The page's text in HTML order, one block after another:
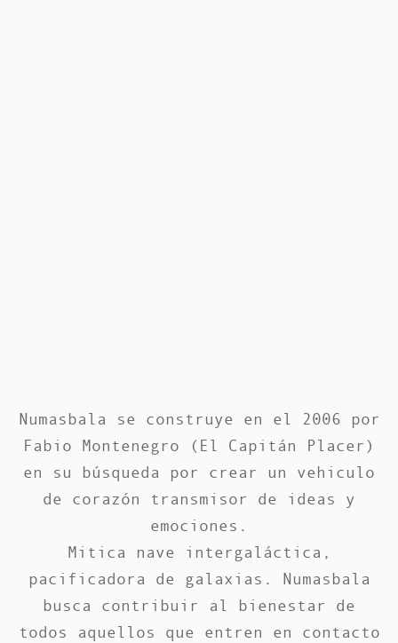
Numasbala se construye en el 2006 por
Fabio Montenegro (El Capitán Placer)
en su búsqueda por crear un vehiculo
de corazón transmisor de ideas y
emociones.
Mitica nave intergaláctica,
pacificadora de galaxias. Numasbala
busca contribuir al bienestar de
todos aquellos que entren en contacto